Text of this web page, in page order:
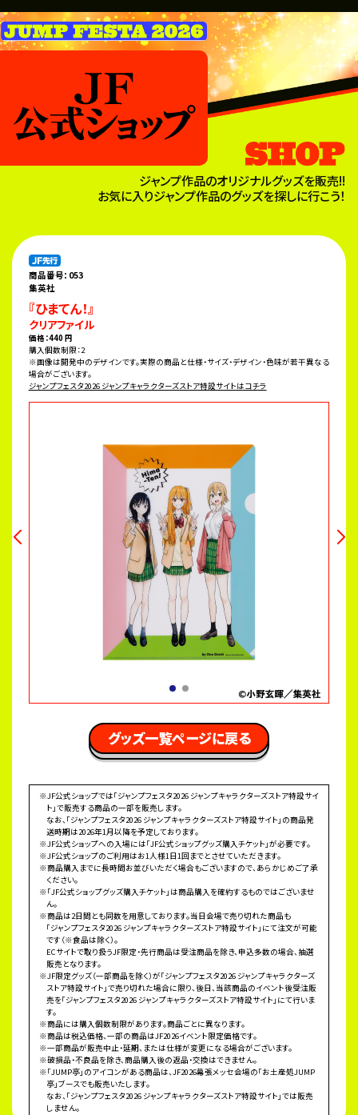
ジャンプ作品のオリジナルグッズを販売!!
お気に入りジャンプ作品のグッズを探しに行こう！
商品番号：053
集英社
『ひまてん！』
クリアファイル
価格：440 円
購入個数制限：2
※画像は開発中のデザインです。実際の商品と仕様・サイズ・デザイン・色味が若干異なる
場合がございます。
ジャンプフェスタ2026 ジャンプキャラクターズストア特設サイトはコチラ
グッズ一覧ページに戻る
※JF公式ショップでは「ジャンプフェスタ2026 ジャンプキャラクターズストア特設サイ
ト」で販売する商品の一部を販売します。
なお、「ジャンプフェスタ2026 ジャンプキャラクターズストア特設サイト」の商品発
送時期は2026年1月以降を予定しております。
※JF公式ショップへの入場には「JF公式ショップグッズ購入チケット」が必要です。
※JF公式ショップのご利用はお1人様1日1回までとさせていただきます。
※商品購入までに長時間お並びいただく場合もございますので、あらかじめご了承
ください。
※「JF公式ショップグッズ購入チケット」は商品購入を確約するものではございませ
ん。
※商品は2日間とも同数を用意しております。当日会場で売り切れた商品も
「ジャンプフェスタ2026 ジャンプキャラクターズストア特設サイト」にて注文が可能
です（※食品は除く）。
ECサイトで取り扱うJF限定・先行商品は受注商品を除き、申込多数の場合、抽選
販売となります。
※JF限定グッズ（一部商品を除く）が「ジャンプフェスタ2026 ジャンプキャラクターズ
ストア特設サイト」で売り切れた場合に限り、後日、当該商品のイベント後受注販
売を「ジャンプフェスタ2026 ジャンプキャラクターズストア特設サイト」にて行いま
す。
※商品には購入個数制限があります。商品ごとに異なります。
※商品は税込価格、一部の商品はJF2026イベント限定価格です。
※一部商品が販売中止・延期、または仕様が変更になる場合がございます。
※破損品・不良品を除き、商品購入後の返品・交換はできません。
※「JUMP亭」のアイコンがある商品は、JF2026幕張メッセ会場の「お土産処JUMP
亭」ブースでも販売いたします。
なお、「ジャンプフェスタ2026 ジャンプキャラクターズストア特設サイト」では販売
しません。